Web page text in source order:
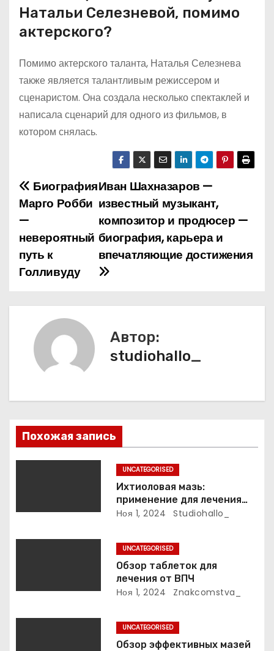
Натальи Селезневой, помимо
актерского?
Помимо актерского таланта, Наталья Селезнева
также является талантливым режиссером и
сценаристом. Она создала несколько спектаклей и
написала сценарий для одного из фильмов, в
котором снялась.
Н
а
в
и
я
п
о
Иван Шахназаров —
известный музыкант,
композитор и продюсер —
биография, карьера и
впечатляющие достижения
Биография
Марго Робби
—
невероятный
путь к
Голливуду
Автор:
studiohallo_
Похожая запись
UNCATEGORISED
Ихтиоловая мазь:
применение для лечения
фурункулов
Ноя 1, 2024 Studiohallo_
UNCATEGORISED
Обзор таблеток для
лечения от ВПЧ
Ноя 1, 2024 Znakcomstva_
UNCATEGORISED
Обзор эффективных мазей